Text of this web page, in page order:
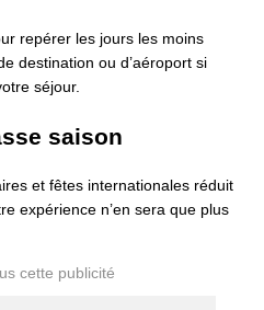
repérer les jours les moins
destination ou d’aéroport si
séjour.
saison
et fêtes internationales réduit
expérience n’en sera que plus